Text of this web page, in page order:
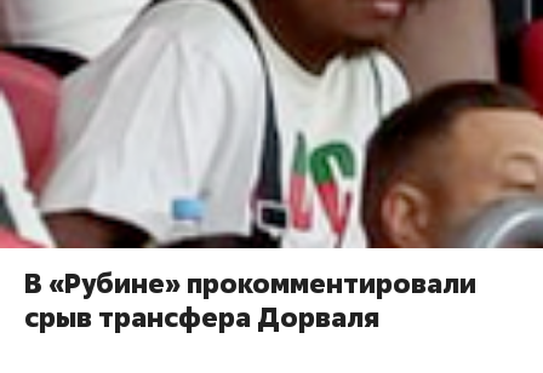
В «Рубине» прокомментировали
срыв трансфера Дорваля